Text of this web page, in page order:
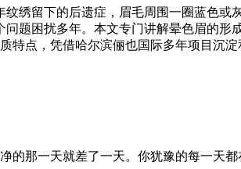
纹绣留下的后遗症，眉毛周围一圈蓝色或
问题困扰多年。本文专门讲解晕色眉的形
特点，凭借哈尔滨俪也国际多年项目沉
的那一天就差了一天。你犹豫的每一天